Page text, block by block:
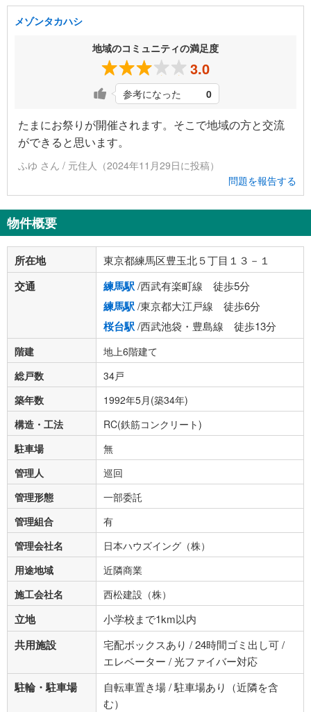
メゾンタカハシ
地域のコミュニティの満足度
3.0
参考になった 0
たまにお祭りが開催されます。そこで地域の方と交流
ができると思います。
ふゆ さん / 元住人（2024年11月29日に投稿）
問題を報告する
物件概要
所在地 東京都練馬区豊玉北５丁目１３－１
交通 練馬駅/西武有楽町線 徒歩5分
練馬駅/東京都大江戸線 徒歩6分
桜台駅/西武池袋・豊島線 徒歩13分
階建
地上6階建て
総戸数
34戸
築年数
1992年5月(築34年)
構造・工法
RC(鉄筋コンクリート)
駐車場
無
管理人
巡回
管理形態
一部委託
管理組合
有
管理会社名
日本ハウズイング（株）
用途地域
近隣商業
施工会社名
西松建設（株）
立地 小学校まで1km以内
共用施設
宅配ボックスあり / 24時間ゴミ出し可 /
エレベーター / 光ファイバー対応
駐輪・駐車場
自転車置き場 / 駐車場あり（近隣を含
む）